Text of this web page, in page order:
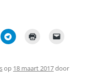
op 18 maart 2017door